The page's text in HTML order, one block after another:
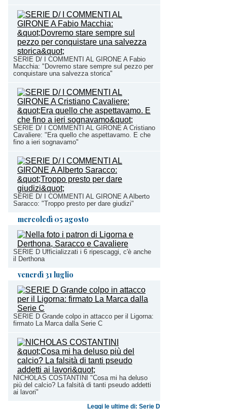
SERIE D/ I COMMENTI AL GIRONE A Fabio
Macchia: "Dovremo stare sempre sul pezzo per
conquistare una salvezza storica"
SERIE D/ I COMMENTI AL GIRONE A Cristiano
Cavaliere: "Era quello che aspettavamo. E che
fino a ieri sognavamo"
SERIE D/ I COMMENTI AL GIRONE A Alberto
Saracco: "Troppo presto per dare giudizi"
mercoledì 05 agosto
SERIE D Ufficializzati i 6 ripescaggi, c'è anche
il Derthona
venerdì 31 luglio
SERIE D Grande colpo in attacco per il Ligorna:
firmato La Marca dalla Serie C
NICHOLAS COSTANTINI "Cosa mi ha deluso
più del calcio? La falsità di tanti pseudo addetti
ai lavori"
Leggi le ultime di: Serie D